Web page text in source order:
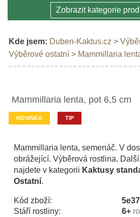
Zobrazit kategorie
Kde jsem: Duben-Kaktus.cz >
Výběrové ostatní > Mammillaria
Mammillaria lenta, pot 6,5 cm
NOVINKA TIP
Mammillaria lenta, semenáč. V
obrážející. Výběrová rostlina.
najdete v kategorii Kaktusy
Ostatní.
Kód zboží:
5e37
Stáří rostliny:
6+